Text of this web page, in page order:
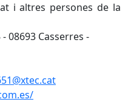
i altres persones de la
08693 Casserres -